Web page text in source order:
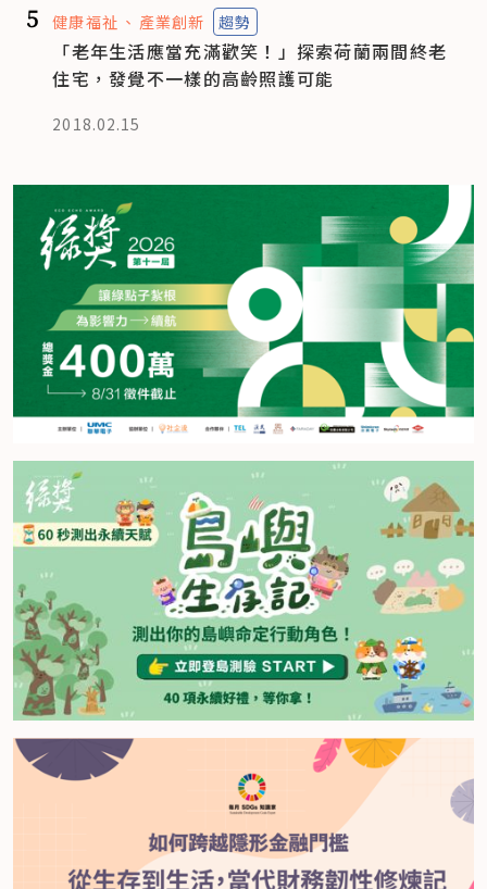
5 健康福祉 產業創新 趨勢
「老年生活應當充滿歡笑！」探索荷蘭兩間終老
住宅，發覺不一樣的高齡照護可能
2018.02.15